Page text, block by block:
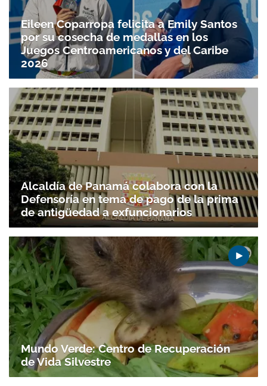
Eileen Coparropa felicita a Emily Santos
por su cosecha de medallas en los
Juegos Centroamericanos y del Caribe
2026
Alcaldía de Panamá colabora con la
Defensoría en tema de pago de la prima
de antigüedad a exfuncionarios
Mundo Verde: Centro de Recuperación
de Vida Silvestre